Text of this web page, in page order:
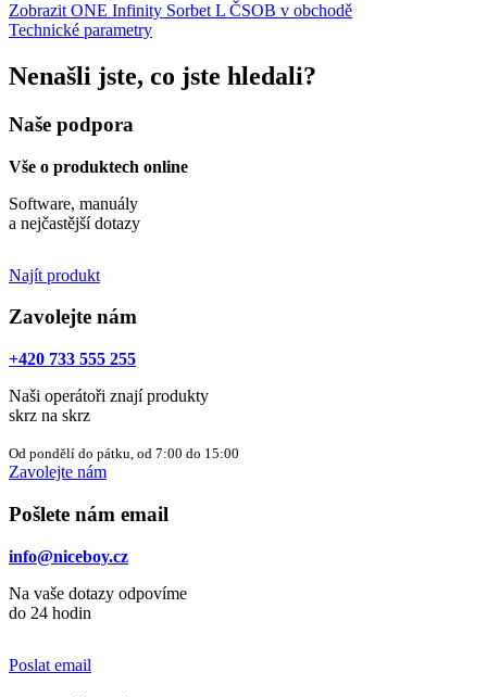
Zobrazit ONE Infinity Sorbet L ČSOB v obchodě
Technické parametry
Nenašli jste, co jste hledali?
Naše podpora
Vše o produktech online
Software, manuály
a nejčastější dotazy
Najít produkt
Zavolejte nám
+420 733 555 255
Naši operátoři znají produkty
skrz na skrz
Od pondělí do pátku, od 7:00 do 15:00
Zavolejte nám
Pošlete nám email
info@niceboy.cz
Na vaše dotazy odpovíme
do 24 hodin
Poslat email